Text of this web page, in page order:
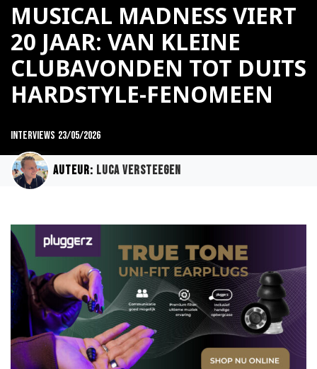
MUSICAL MADNESS VIERT
20 JAAR: VAN KLEINE
CLUBAVONDEN TOT DUITS
HARDSTYLE-FENOMEEN
Interviews 23/05/2026
Auteur: Luca Versteegen